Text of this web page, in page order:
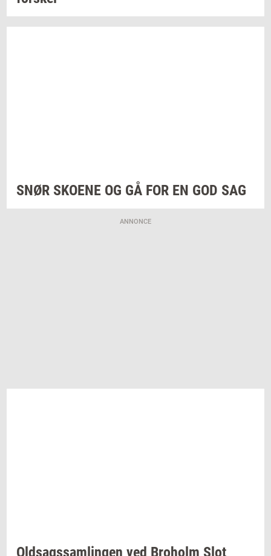
SNØR SKO­E­NE OG GÅ FOR EN GOD SAG
ANNONCE
Oldsags­sam­lin­gen ved Bro­holm Slot